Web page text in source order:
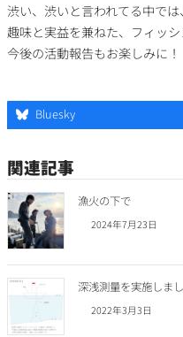
渋い、渋いと言われてる中では
趣味と実益を兼ねた、フィッ
今後の活動報告もお楽しみに！
Bluesky
関連記事
漁火の下で
2024年7月23日
深浅測量を実施しま
2022年3月3日